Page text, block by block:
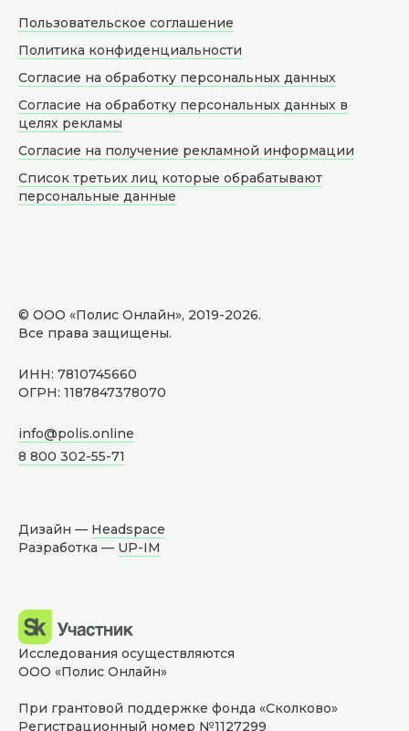
© ООО «Полис Онлайн», 2019-2026.
Все права защищены.
ИНН: 7810745660
ОГРН: 1187847378070
info@polis.online
8 800 302-55-71
Пользовательское соглашение
Политика конфиденциальности
Согласие на обработку персональных данных
Согласие на обработку персональных данных в
целях рекламы
Согласие на получение рекламной информации
Список третьих лиц которые обрабатывают
персональные данные
Дизайн — Headspace
Разработка — UP-IM
Исследования осуществляются
ООО «Полис Онлайн»
При грантовой поддержке фонда «Сколково»
Регистрационный номер №1127299